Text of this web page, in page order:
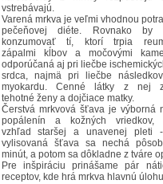
vstrebávajú.
Varená mrkva je veľmi vhodnou
pečeňovej diéte. Rovnako
konzumovať tí, ktorí trpia
zápalmi kĺbov a močovými
odporúčaná aj pri liečbe
srdca, najmä pri liečbe
myokardu. Cenné látky z nej
tehotné ženy a dojčiace matky.
Čerstvá mrkvová šťava je výborná
popálenín a kožných vriedkov,
vzhľad staršej a unavenej pleti
vylisovaná šťava sa nechá
minút, a potom sa dôkladne z tváre
Pre inšpiráciu prinášame pár
receptov, kde hrá mrkva hlavnú